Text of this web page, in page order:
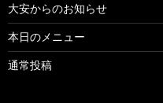
大安からのお知らせ
本日のメニュー
通常投稿